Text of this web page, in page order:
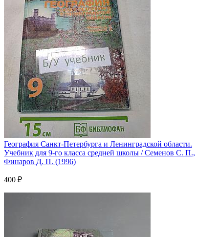
География Санкт-Петербурга и Ленинградской области.
Учебник для 9-го класса средней школы / Семенов С. П.,
Финаров Д. П. (1996)
400 ₽